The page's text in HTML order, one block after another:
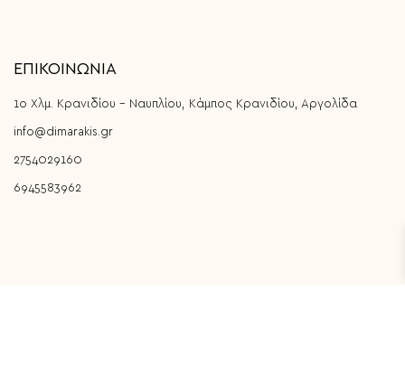
ΕΠΙΚΟΙΝΩΝΙΑ
1ο Χλμ. Κρανιδίου - Ναυπλίου, Κάμπος Κρανιδίου, Αργολίδα
info@dimarakis.gr
2754029160
6945583962